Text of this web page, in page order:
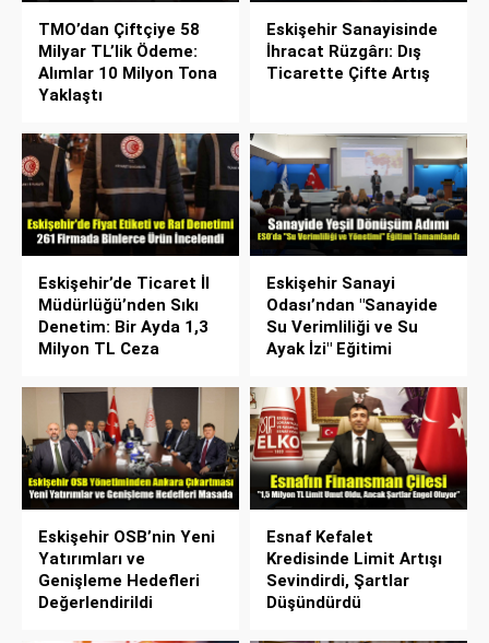
TMO’dan Çiftçiye 58
Milyar TL’lik Ödeme:
Alımlar 10 Milyon Tona
Yaklaştı
Eskişehir Sanayisinde
İhracat Rüzgârı: Dış
Ticarette Çifte Artış
Eskişehir’de Ticaret İl
Müdürlüğü’nden Sıkı
Denetim: Bir Ayda 1,3
Milyon TL Ceza
Eskişehir Sanayi
Odası’ndan "Sanayide
Su Verimliliği ve Su
Ayak İzi" Eğitimi
Eskişehir OSB’nin Yeni
Yatırımları ve
Genişleme Hedefleri
Değerlendirildi
Esnaf Kefalet
Kredisinde Limit Artışı
Sevindirdi, Şartlar
Düşündürdü